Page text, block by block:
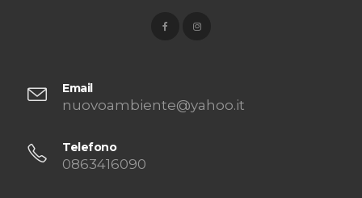
Email
nuovoambiente@yahoo.it
Telefono
0863416090